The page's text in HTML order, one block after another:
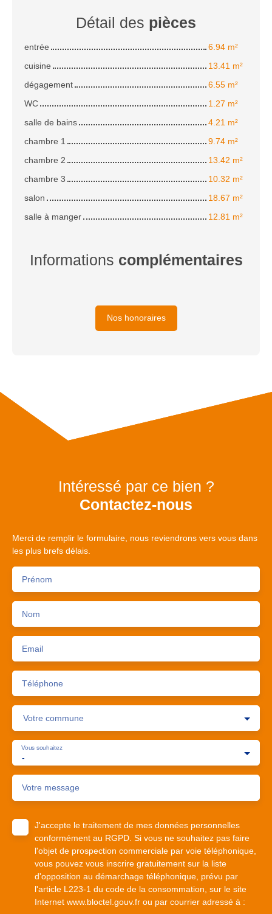
Détail des pièces
entrée
6.94 m²
cuisine
13.41 m²
dégagement
6.55 m²
WC
1.27 m²
salle de bains
4.21 m²
chambre 1
9.74 m²
chambre 2
13.42 m²
chambre 3
10.32 m²
salon
18.67 m²
salle à manger
12.81 m²
Informations complémentaires
Nos honoraires
Intéressé par ce bien ?
Contactez-nous
Merci de remplir le formulaire, nous reviendrons vers vous dans
les plus brefs délais.
Prénom
Nom
Email
Téléphone
Votre commune
-
Vous souhaitez
Votre message
J'accepte le traitement de mes données personnelles
conformément au RGPD. Si vous ne souhaitez pas faire
l'objet de prospection commerciale par voie téléphonique,
vous pouvez vous inscrire gratuitement sur la liste
d'opposition au démarchage téléphonique, prévu par
l'article L223-1 du code de la consommation, sur le site
Internet www.bloctel.gouv.fr ou par courrier adressé à :